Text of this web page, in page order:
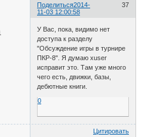
Поделиться 37
2014-
11-03 12:00:58
У Вас, пока, видимо нет
доступа к разделу
"Обсуждение игры в турнире
ПКР-8". Я думаю xuser
исправит это. Там уже много
чего есть, движки, базы,
дебютные книги.
0
Цитировать